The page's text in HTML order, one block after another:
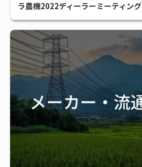
ラ農機2022ディーラーミーティング